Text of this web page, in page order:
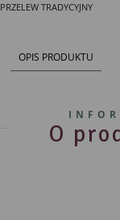
PRZELEW TRADYCYJNY
OPIS PRODUKTU
O